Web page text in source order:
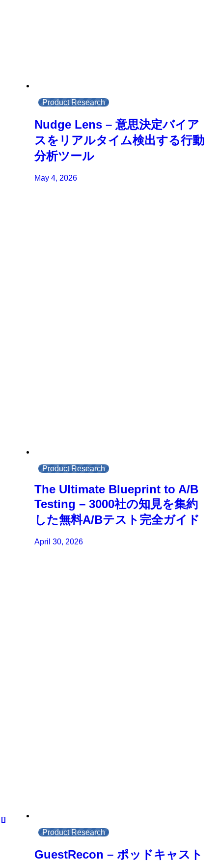
Product Research
Nudge Lens – 意思決定バイア
スをリアルタイム検出する行動
分析ツール
May 4, 2026
Product Research
The Ultimate Blueprint to A/B
Testing – 3000社の知見を集約
した無料A/Bテスト完全ガイド
April 30, 2026
Product Research
GuestRecon – ポッドキャスト